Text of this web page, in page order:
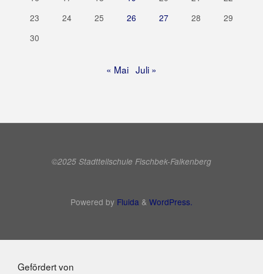
23
24 25 26 27 28
29
30
« Mai Juli »
©2025 Stadtteilschule Fischbek-Falkenberg
Powered by Fluida & WordPress.
Gefördert von